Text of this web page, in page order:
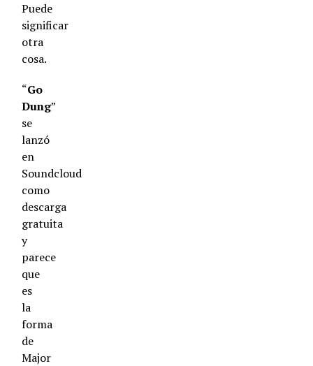
Puede
significar
otra
cosa.
“Go
Dung”
se
lanzó
en
Soundcloud
como
descarga
gratuita
y
parece
que
es
la
forma
de
Major